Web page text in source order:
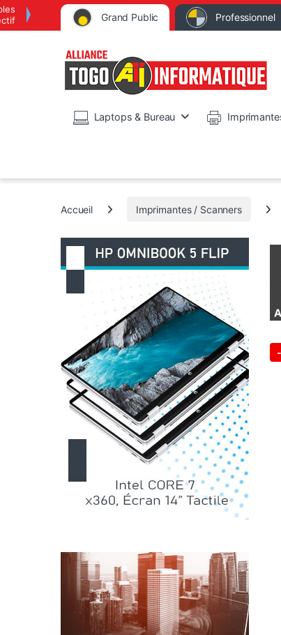
Grand Public Professionnel
Laptops & Bureau
Accueil Imprimantes / Scanners
-